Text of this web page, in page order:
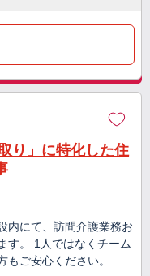
り」に特化した住
内にて、訪問介護業務お
す。 1人ではなくチーム
ご安心ください。